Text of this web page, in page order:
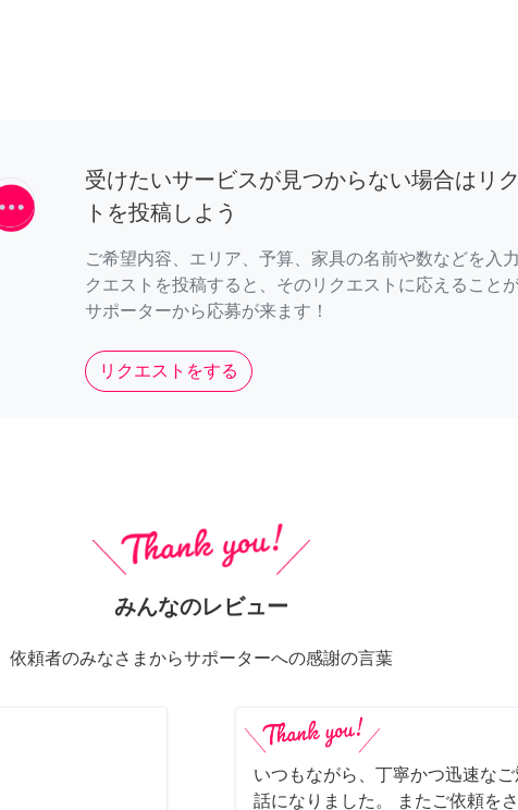
受けたいサービスが見つからない場合はリ
トを投稿しよう
ご希望内容、エリア、予算、家具の名前や数などを入
クエストを投稿すると、そのリクエストに応えること
サポーターから応募が来ます！
リクエストをする
みんなのレビュー
依頼者のみなさまからサポーターへの感謝の言葉
いつもながら、丁寧かつ迅速な
話になりました。 またご依頼を